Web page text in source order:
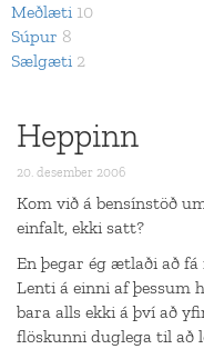
Meðlæti 10
Súpur 8
Sælgæti 2
Heppinn
20. desember 2006
Kom við á bensínstöð
einfalt, ekki satt?
En þegar ég ætlaði að
Lenti á einni af þessum
bara alls ekki á því að
flöskunni duglega til að